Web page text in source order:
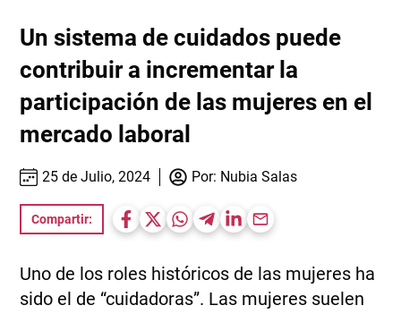
Un sistema de cuidados puede
contribuir a incrementar la
participación de las mujeres en el
mercado laboral
25 de Julio, 2024 Por: Nubia Salas
Compartir:
Uno de los roles históricos de las mujeres ha
sido el de “cuidadoras”. Las mujeres suelen